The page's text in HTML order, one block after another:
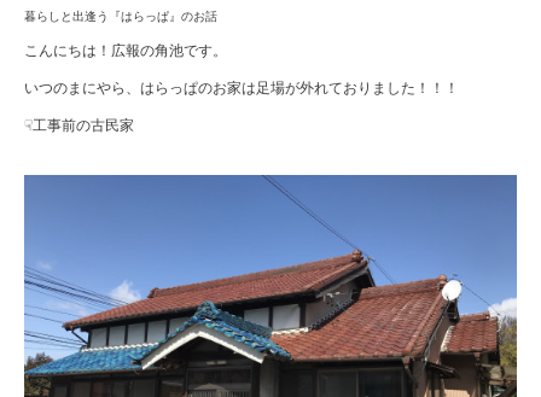
暮らしと出逢う『はらっぱ』のお話
こんにちは！広報の角池です。
いつのまにやら、はらっぱのお家は足場が外れておりました！！！
☟工事前の古民家